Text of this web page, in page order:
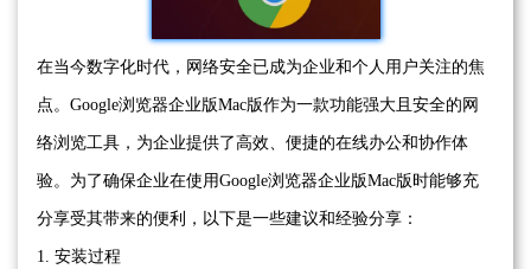
在当今数字化时代，网络安全已成为企业和个人用户关注的焦
点。Google浏览器企业版Mac版作为一款功能强大且安全的网
络浏览工具，为企业提供了高效、便捷的在线办公和协作体
验。为了确保企业在使用Google浏览器企业版Mac版时能够充
分享受其带来的便利，以下是一些建议和经验分享：
1. 安装过程